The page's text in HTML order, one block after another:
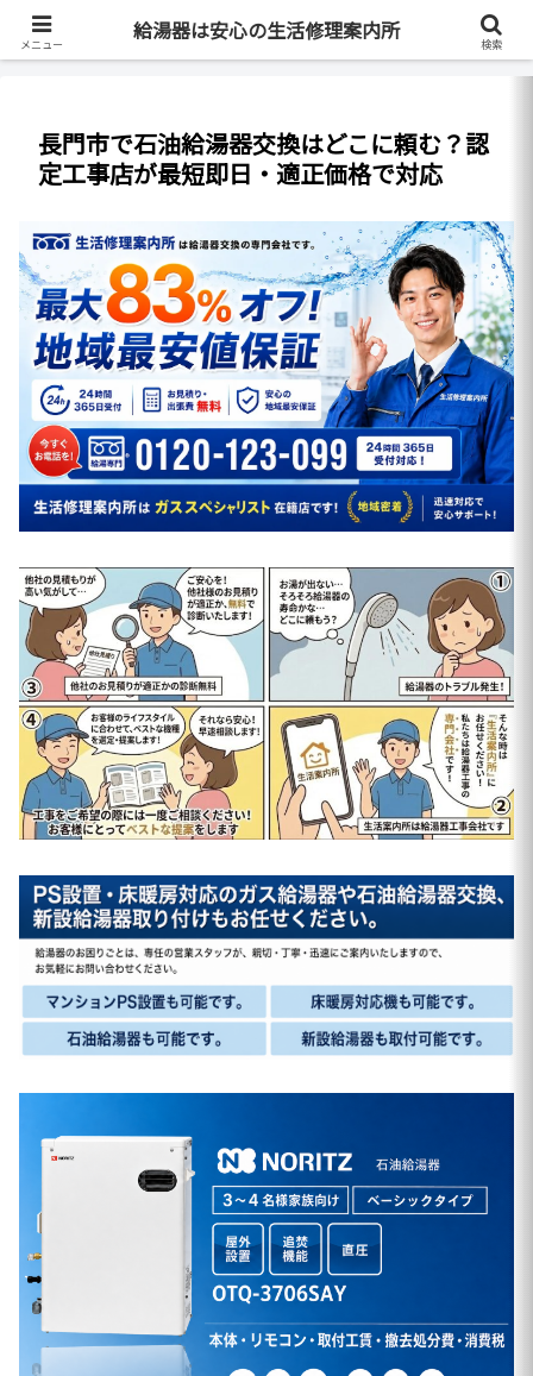
最短即日・全国対応・最大83%OFF
長門市で石油給湯器交換はどこに頼む？認
定工事店が最短即日・適正価格で対応
メニュー
給湯器は安心の生活修理案内所
検索